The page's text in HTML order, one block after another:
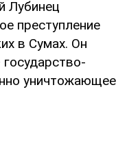
Лубинец
преступление
в Сумах. Он
уничтожающее